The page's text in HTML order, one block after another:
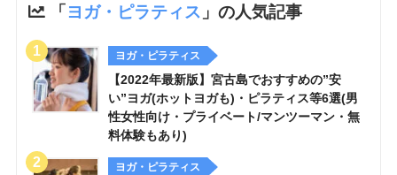
「ヨガ・ピラティス 」の人気記事
ヨガ・ピラティス
【2022年最新版】宮古島でおすすめの”安
い”ヨガ(ホットヨガも)・ピラティス等6選(男
性女性向け・プライベート/マンツーマン・無
料体験もあり)
ヨガ・ピラティス